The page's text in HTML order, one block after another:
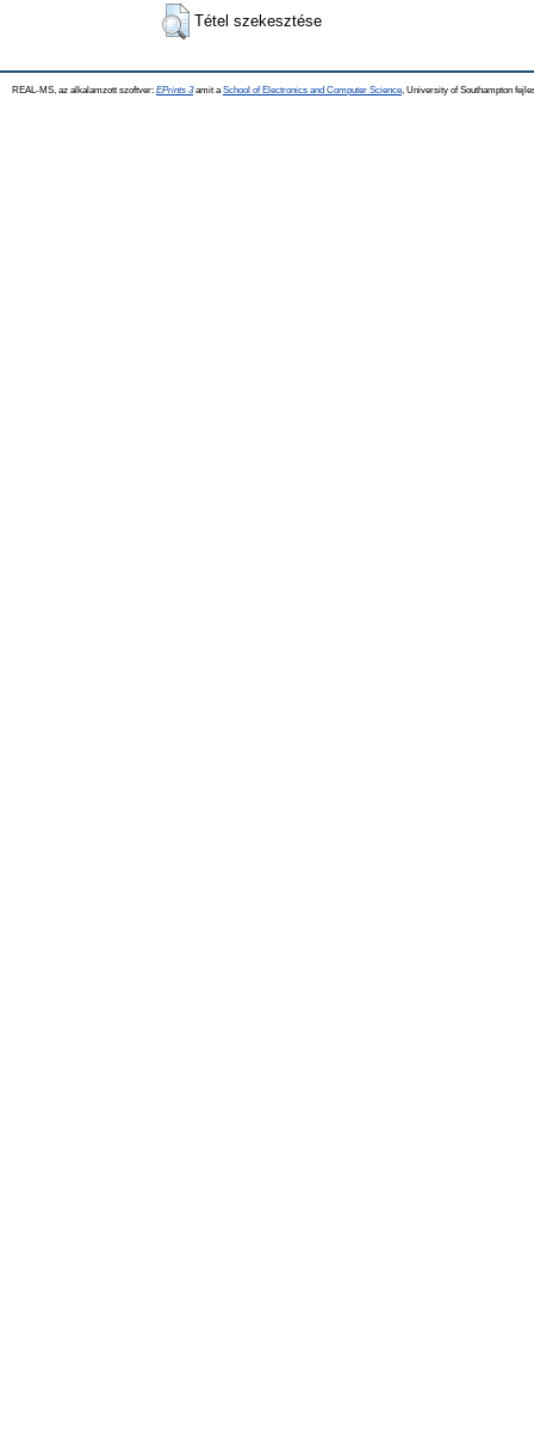
Tétel szekesztése
REAL-MS, az alkalamzott szoftver: EPrints 3amit a School of Electronics and Computer Science , University of Southampton